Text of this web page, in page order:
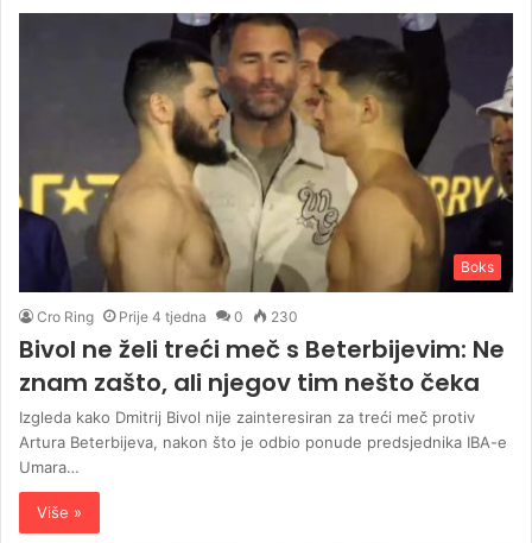
Boks
Cro Ring Prije 4 tjedna 0 230
Bivol ne želi treći meč s Beterbijevim: Ne
znam zašto, ali njegov tim nešto čeka
Izgleda kako Dmitrij Bivol nije zainteresiran za treći meč protiv
Artura Beterbijeva, nakon što je odbio ponude predsjednika IBA-e
Umara…
Više »